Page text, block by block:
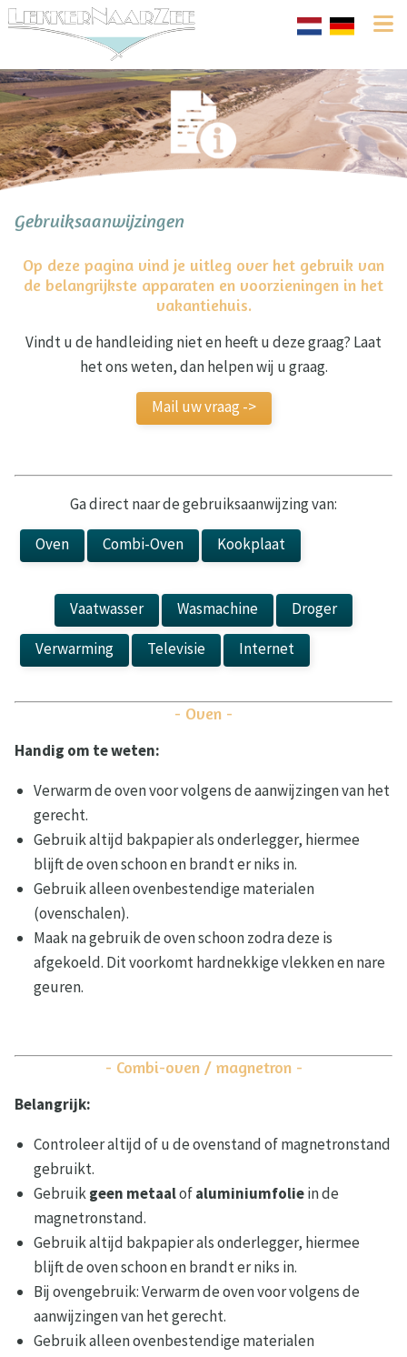
Gebruiksaanwijzingen
Op deze pagina vind je uitleg over het gebruik van
de belangrijkste apparaten en voorzieningen in het
vakantiehuis.
Vindt u de handleiding niet en heeft u deze graag? Laat
het ons weten, dan helpen wij u graag.
Mail uw vraag ->
Ga direct naar de gebruiksaanwijzing van:
Oven
Combi-Oven Kookplaat
Vaatwasser Wasmachine
Droger
Verwarming
Televisie Internet
- Oven -
Handig om te weten:
Verwarm de oven voor volgens de aanwijzingen van het
gerecht.
Gebruik altijd bakpapier als onderlegger, hiermee
blijft de oven schoon en brandt er niks in.
Gebruik alleen ovenbestendige materialen
(ovenschalen).
Maak na gebruik de oven schoon zodra deze is
afgekoeld. Dit voorkomt hardnekkige vlekken en nare
geuren.
- Combi-oven / magnetron -
Belangrijk:
Controleer altijd of u de ovenstand of magnetronstand
gebruikt.
Gebruikgeen metaalofaluminiumfoliein de
magnetronstand.
Gebruik altijd bakpapier als onderlegger, hiermee
blijft de oven schoon en brandt er niks in.
Bij ovengebruik: Verwarm de oven voor volgens de
aanwijzingen van het gerecht.
Gebruik alleen ovenbestendige materialen